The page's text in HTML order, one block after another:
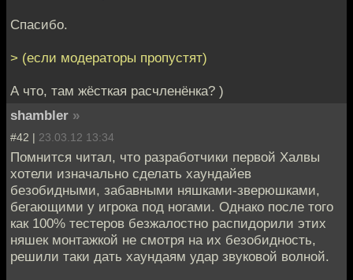
Спасибо.
> (если модераторы пропустят)
А что, там жёсткая расчленёнка? )
shambler »
#42 | 23.03.12 13:34
Помнится читал, что разработчики первой Халвы
хотели изначально сделать хаундайев
безобидными, забавными няшками-зверюшками,
бегающими у игрока под ногами. Однако после того
как 100% тестеров безжалостно распидорили этих
няшек монтажкой не смотря на их безобидность,
решили таки дать хаундаям удар звуковой волной.